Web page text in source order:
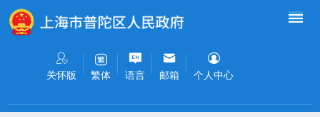
无障碍操作说明
关怀版 繁体 语言 邮箱 个人中心